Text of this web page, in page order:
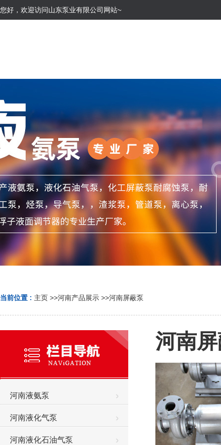
您好，欢迎访问山东泵业有限公司网站~
当前位置 : 主页 >>河南产品展示 >>河南屏蔽泵
河南液氨泵
河南液化气泵
河南液化石油气泵
河南